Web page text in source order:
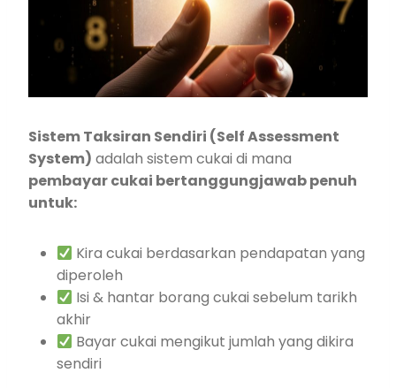
Sistem Taksiran Sendiri (Self Assessment
System) adalah sistem cukai di mana
pembayar cukai bertanggungjawab penuh
untuk:
Kira cukai berdasarkan pendapatan yang
diperoleh
Isi & hantar borang cukai sebelum tarikh
akhir
Bayar cukai mengikut jumlah yang dikira
sendiri